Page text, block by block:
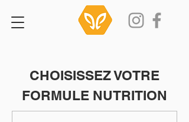
CHOISISSEZ VOTRE
FORMULE NUTRITION